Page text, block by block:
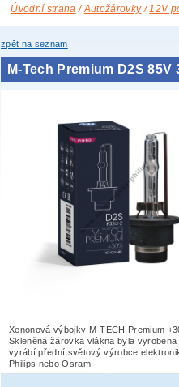
Úvodní strana /Autožárovky/12V
zpět na seznam
M-Tech Premium D2S 85V
Xenonová výbojky M-TECH Premium
Skleněná žárovka vlákna byla
vyrábí přední světový výrobce
Philips nebo Osram.